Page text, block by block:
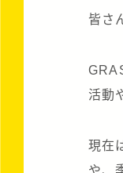
皆さ
活動
現在
や、